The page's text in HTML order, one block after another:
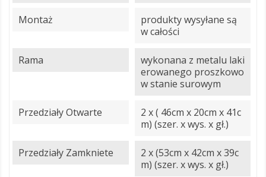
Montaż
produkty wysyłane są
w całości
Rama
wykonana z metalu laki
erowanego proszkowo
w stanie surowym
Przedziały Otwarte
2 x ( 46cm x 20cm x 41c
m) (szer. x wys. x gł.)
Przedziały Zamkniete
2 x (53cm x 42cm x 39c
m) (szer. x wys. x gł.)